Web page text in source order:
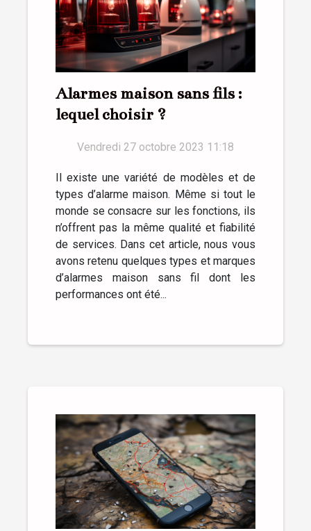
Alarmes maison sans fils :
lequel choisir ?
Vendredi 27 octobre 2023 11:18
Il existe une variété de modèles et de
types d’alarme maison. Même si tout le
monde se consacre sur les fonctions, ils
n’offrent pas la même qualité et fiabilité
de services. Dans cet article, nous vous
avons retenu quelques types et marques
d’alarmes maison sans fil dont les
performances ont été...